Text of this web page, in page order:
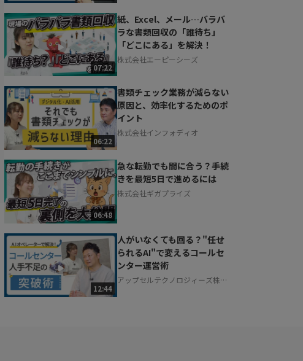
07:22
紙、Excel、メール…バラバ
ラな書類回収の「誰待ち」
「どこにある」を解決！
株式会社エーピーシーズ
06:22
書類チェック業務が減らない
原因と、効率化するためのポ
イント
株式会社インフォディオ
06:48
急な転勤でも間に合う？手続
きを最短5日で進めるには
株式会社ギガプライズ
12:44
人がいなくても回る？"任せ
られるAI"で変えるコールセ
ンター運営術
アップセルテクノロジィーズ株式